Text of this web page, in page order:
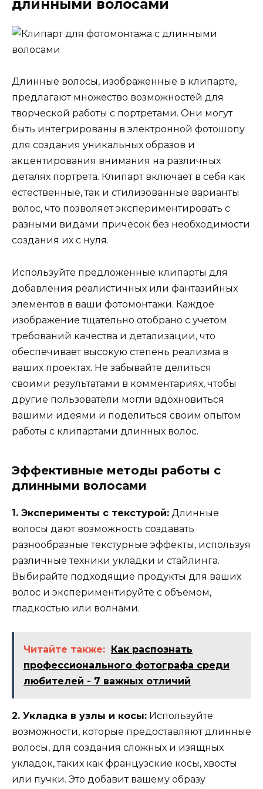
длинными волосами
Длинные волосы, изображенные в клипарте,
предлагают множество возможностей для
творческой работы с портретами. Они могут
быть интегрированы в электронной фотошопу
для создания уникальных образов и
акцентирования внимания на различных
деталях портрета. Клипарт включает в себя как
естественные, так и стилизованные варианты
волос, что позволяет экспериментировать с
разными видами причесок без необходимости
создания их с нуля.
Используйте предложенные клипарты для
добавления реалистичных или фантазийных
элементов в ваши фотомонтажи. Каждое
изображение тщательно отобрано с учетом
требований качества и детализации, что
обеспечивает высокую степень реализма в
ваших проектах. Не забывайте делиться
своими результатами в комментариях, чтобы
другие пользователи могли вдохновиться
вашими идеями и поделиться своим опытом
работы с клипартами длинных волос.
Эффективные методы работы с
длинными волосами
1. Эксперименты с текстурой: Длинные
волосы дают возможность создавать
разнообразные текстурные эффекты, используя
различные техники укладки и стайлинга.
Выбирайте подходящие продукты для ваших
волос и экспериментируйте с объемом,
гладкостью или волнами.
Читайте также: Как распознать
профессионального фотографа среди
любителей - 7 важных отличий
2. Укладка в узлы и косы: Используйте
возможности, которые предоставляют длинные
волосы, для создания сложных и изящных
укладок, таких как французские косы, хвосты
или пучки. Это добавит вашему образу